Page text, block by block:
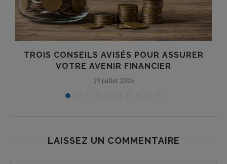
TROIS CONSEILS AVISÉS POUR ASSURER
VOTRE AVENIR FINANCIER
29 juillet 2026
LAISSEZ UN COMMENTAIRE